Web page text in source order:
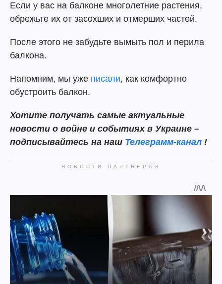
Если у вас на балконе многолетние растения,
обрежьте их от засохших и отмерших частей.
После этого не забудьте вымыть пол и перила
балкона.
Напомним, мы уже писали, как комфортно
обустроить балкон.
Хотите получать самые актуальные
новости о войне и событиях в Украине –
подписывайтесь на наш Телеграмм-канал !